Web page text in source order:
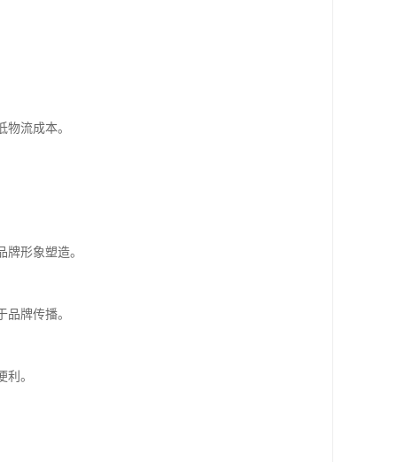
流成本。
形象塑造。
牌传播。
。